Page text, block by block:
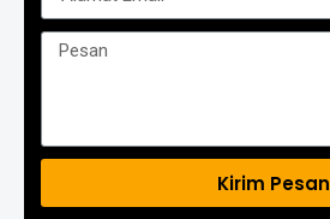
Kirim Pesan